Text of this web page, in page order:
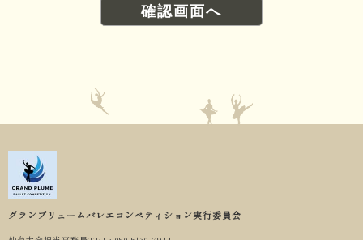
グランプリュームバレエコンペティション実行委員会